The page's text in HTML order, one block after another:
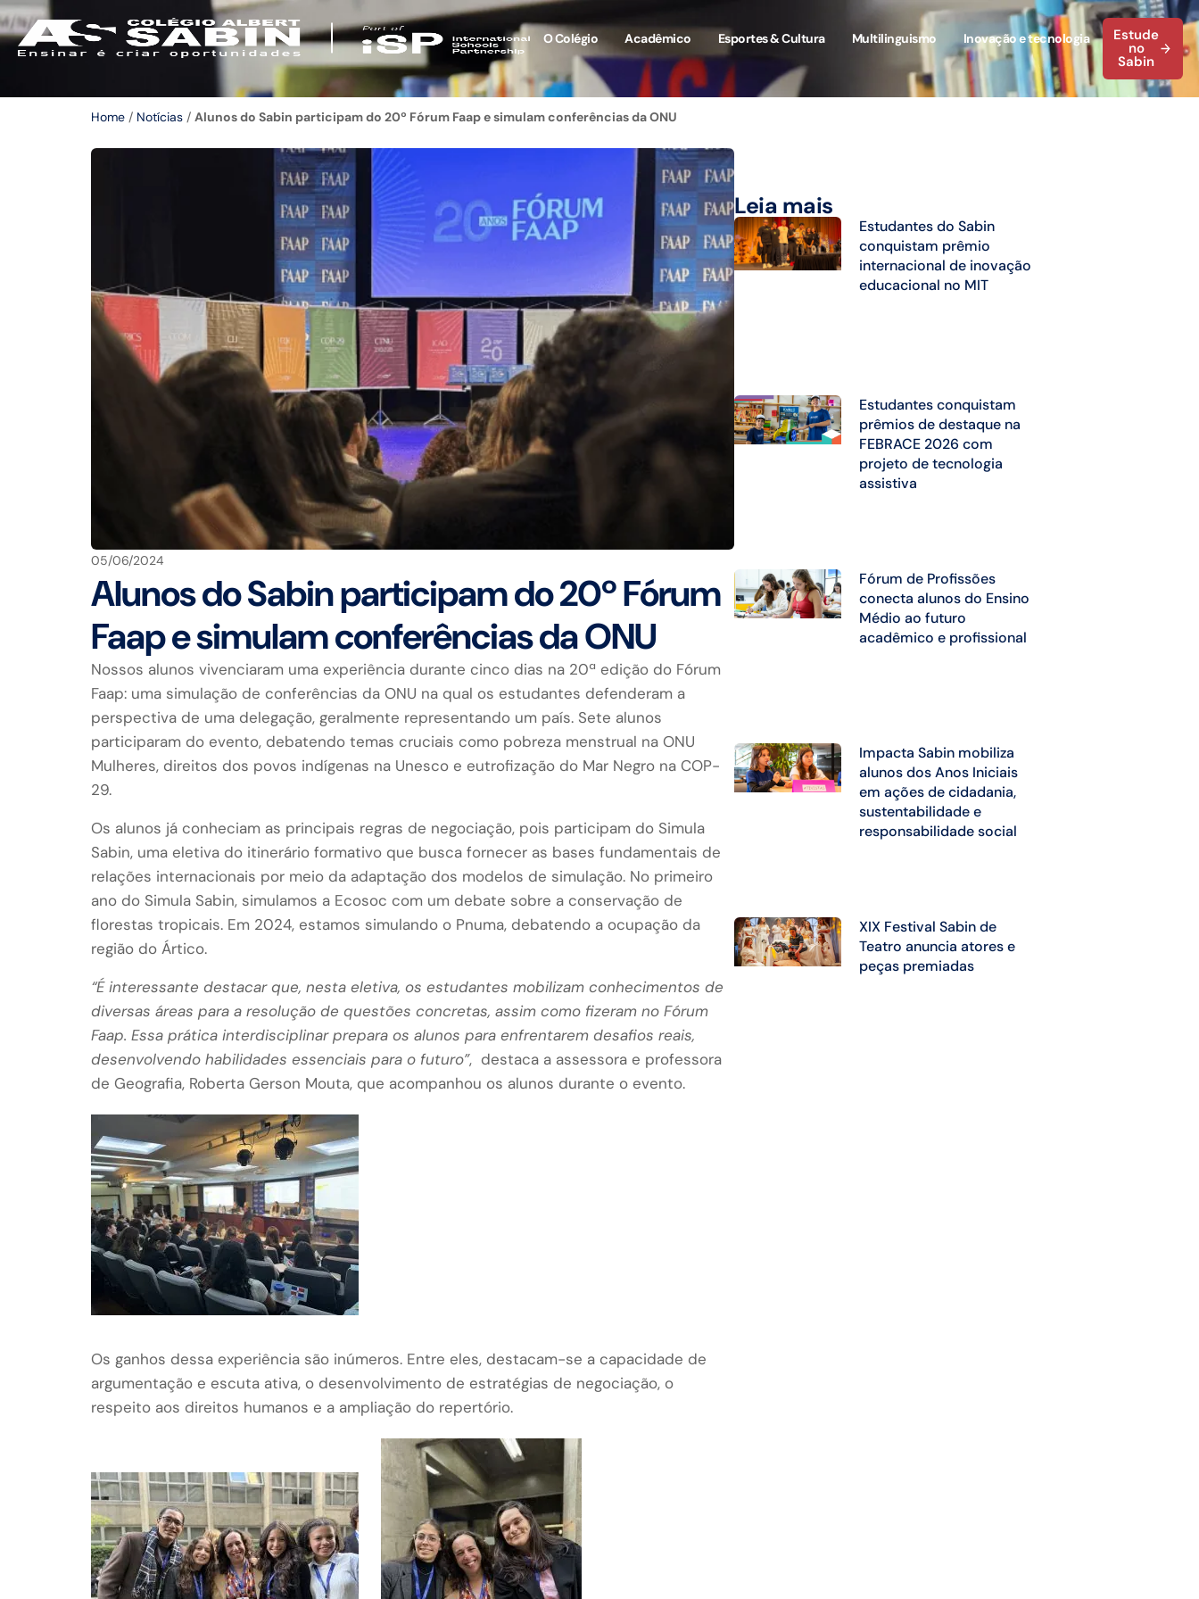
O Colégio Acadêmico Esportes & Cultura Multilinguismo Inovação e tecnologia Estude
no
Sabin
Home / Notícias / Alunos do Sabin participam do 20º Fórum Faap e simulam conferências da ONU
05/06/2024
Alunos do Sabin participam do 20º Fórum
Faap e simulam conferências da ONU
Nossos alunos vivenciaram uma experiência durante cinco dias na 20ª edição do Fórum
Faap: uma simulação de conferências da ONU na qual os estudantes defenderam a
perspectiva de uma delegação, geralmente representando um país. Sete alunos
participaram do evento, debatendo temas cruciais como pobreza menstrual na ONU
Mulheres, direitos dos povos indígenas na Unesco e eutrofização do Mar Negro na COP-
29.
Os alunos já conheciam as principais regras de negociação, pois participam do Simula
Sabin, uma eletiva do itinerário formativo que busca fornecer as bases fundamentais de
relações internacionais por meio da adaptação dos modelos de simulação. No primeiro
ano do Simula Sabin, simulamos a Ecosoc com um debate sobre a conservação de
florestas tropicais. Em 2024, estamos simulando o Pnuma, debatendo a ocupação da
região do Ártico.
“É interessante destacar que, nesta eletiva, os estudantes mobilizam conhecimentos de
diversas áreas para a resolução de questões concretas, assim como fizeram no Fórum
Faap. Essa prática interdisciplinar prepara os alunos para enfrentarem desafios reais,
desenvolvendo habilidades essenciais para o futuro”, destaca a assessora e professora
de Geografia, Roberta Gerson Mouta, que acompanhou os alunos durante o evento.
Os ganhos dessa experiência são inúmeros. Entre eles, destacam-se a capacidade de
argumentação e escuta ativa, o desenvolvimento de estratégias de negociação, o
respeito aos direitos humanos e a ampliação do repertório.
Leia mais
Estudantes do Sabin
conquistam prêmio
internacional de inovação
educacional no MIT
Estudantes conquistam
prêmios de destaque na
FEBRACE 2026 com
projeto de tecnologia
assistiva
Fórum de Profissões
conecta alunos do Ensino
Médio ao futuro
acadêmico e profissional
Impacta Sabin mobiliza
alunos dos Anos Iniciais
em ações de cidadania,
sustentabilidade e
responsabilidade social
XIX Festival Sabin de
Teatro anuncia atores e
peças premiadas